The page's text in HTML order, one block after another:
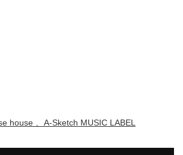
house 、A-Sketch MUSIC LABEL